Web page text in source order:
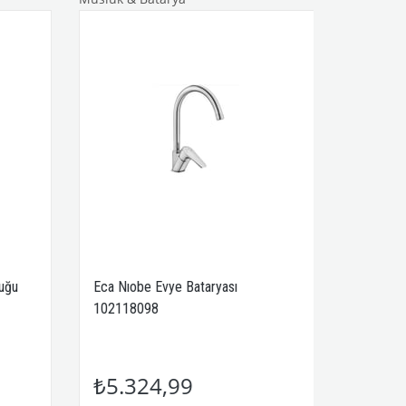
Eca Nıobe Evye Bataryası
102118098
₺5.324,99